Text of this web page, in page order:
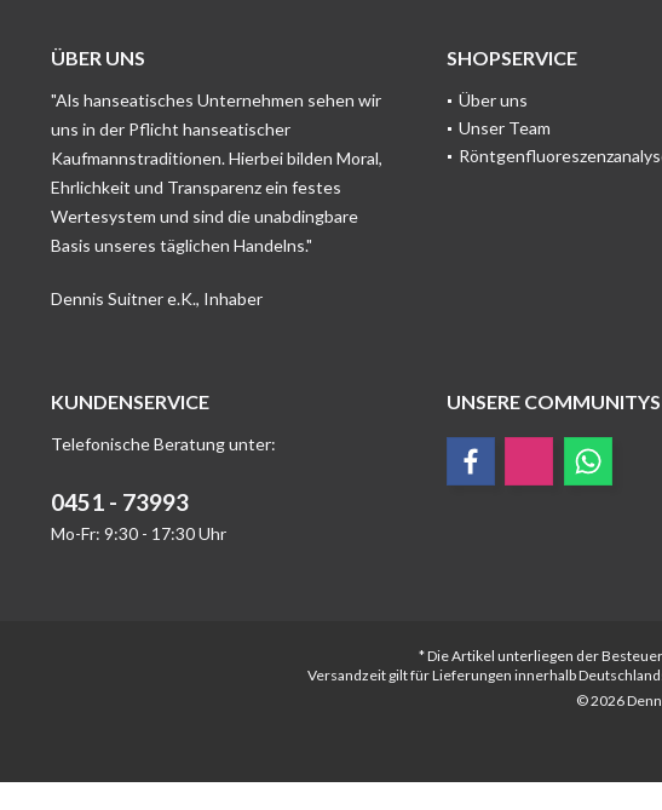
ÜBER UNS
"Als hanseatisches Unternehmen sehen wir
uns in der Pflicht hanseatischer
Kaufmannstraditionen. Hierbei bilden Moral,
Ehrlichkeit und Transparenz ein festes
Wertesystem und sind die unabdingbare
Basis unseres täglichen Handelns."
Dennis Suitner e.K., Inhaber
SHOPSERVICE
Über uns
Unser Team
KUNDENSERVICE
Telefonische Beratung unter:
0451 - 73993
Mo-Fr: 9:30 - 17:30 Uhr
UNSERE COMMUNITYS
* Die Artikel unterliegen der
Versandzeit gilt für Lieferungen innerhalb
© 2026